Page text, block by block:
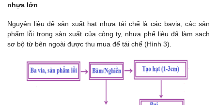
nhựa lớn
Nguyên liệu để sản xuất hạt nhựa tái chế là các bavia, các sản
phẩm lỗi trong sản xuất của công ty, nhựa phế liệu đã làm sạch
sơ bộ từ bên ngoài được thu mua để tái chế (Hình 3).